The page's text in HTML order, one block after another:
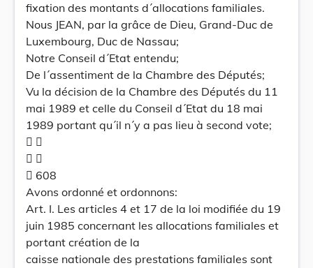
fixation des montants d´allocations familiales.
Nous JEAN, par la grâce de Dieu, Grand-Duc de
Luxembourg, Duc de Nassau;
Notre Conseil d´Etat entendu;
De l´assentiment de la Chambre des Députés;
Vu la décision de la Chambre des Députés du 11
mai 1989 et celle du Conseil d´Etat du 18 mai
1989 portant qu´il n´y a pas lieu à second vote;
 
 
 608
Avons ordonné et ordonnons:
Art. I. Les articles 4 et 17 de la loi modifiée du 19
juin 1985 concernant les allocations familiales et
portant création de la
caisse nationale des prestations familiales sont